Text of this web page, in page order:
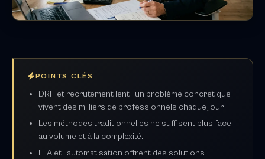
POINTS CLÉS
DRH et recrutement lent : un problème concret que
vivent des milliers de professionnels chaque jour.
Les méthodes traditionnelles ne suffisent plus face
au volume et à la complexité.
L'IA et l'automatisation offrent des solutions